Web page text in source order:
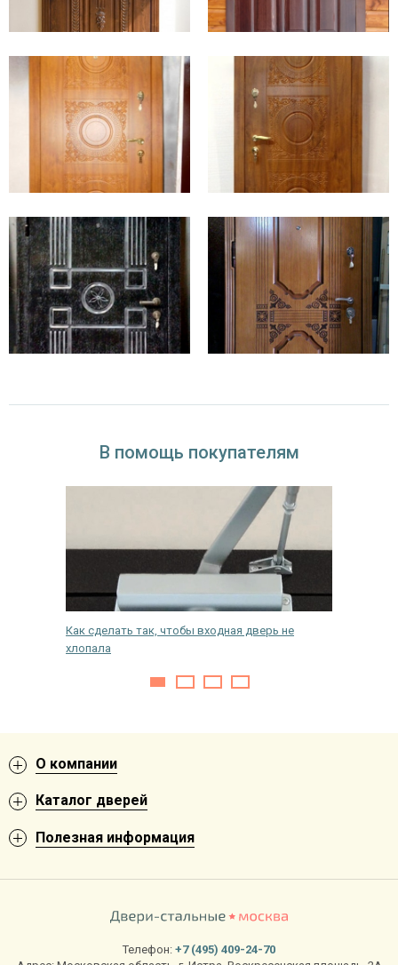
эксклюзивной отделкой также украшают офисы
крупных компаний и административные здания.
Элитные двери обладают превосходными
потребительскими характеристиками и
роскошным дизайном. Это выбор покупателей,
которые желают максимально защитить и
украсить свой дом и не приемлют компромиссов.
Цены на входные конструкции премиум класса
квартиру. Это объясняется максимальной
функциональностью изделий и их дорогостоящей
отделкой.Их массово устанавливают в частной
загородной недвижимости. Например, их часто
приобретают, как парадные двери в коттедж,
желая подчеркнуть вкус и состоятельность
владельцев дома.
В помощь покупателям
Как сделать так, чтобы входная дверь не
хлопала
О компании
Каталог дверей
Полезная информация
Телефон: +7 (495) 409-24-70